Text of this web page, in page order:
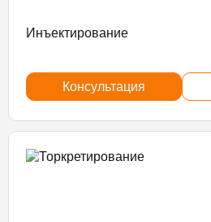
Инъектирование
Консультация